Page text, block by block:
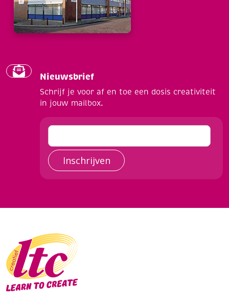
Nieuwsbrief
Schrijf je voor af en toe een dosis creativiteit
in jouw mailbox.
Inschrijven